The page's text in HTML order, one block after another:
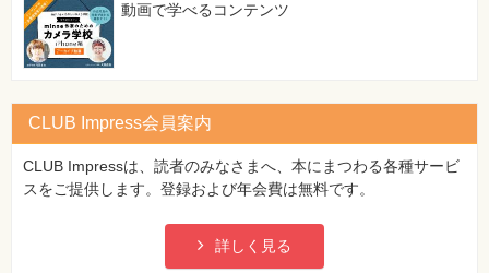
動画で学べるコンテンツ
CLUB Impress会員案内
CLUB Impressは、読者のみなさまへ、本にまつわる各種サービ
スをご提供します。登録および年会費は無料です。
詳しく見る